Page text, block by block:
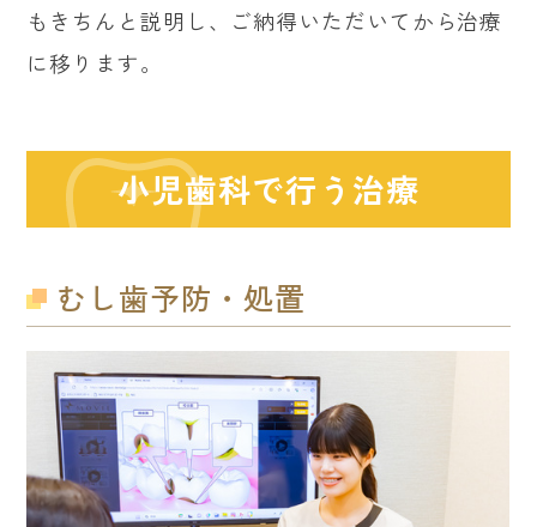
もきちんと説明し、ご納得いただいてから治療
に移ります。
小児歯科で行う治療
むし歯予防・処置